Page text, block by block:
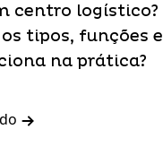
centro logístico?
tipos, funções e
na prática?